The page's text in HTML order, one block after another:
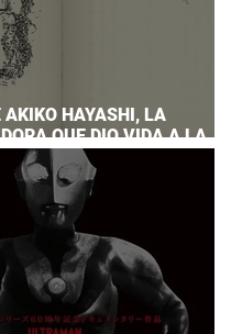
AKIKO HAYASHI, LA
QUE DIO VIDA A LA
ORIGINAL DE KIKI'S DELIVERY